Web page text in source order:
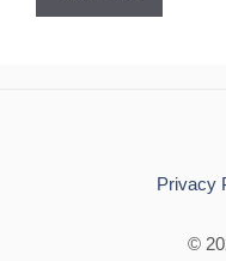
©
Privacy